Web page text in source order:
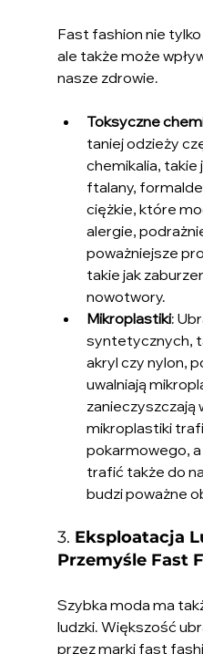
Fast fashion nie
ale także może
nasze zdrowie.
Toksyczne
taniej odzieży
chemikalia, takie
ftalany,
ciężkie, które
alergie,
poważniejsze
takie jak
nowotwory.
Mikroplastiki:
syntetycznych,
akryl czy nylon,
uwalniają
zanieczyszczają
mikroplastiki
pokarmowego,
trafić także do
budzi poważne
3. Eksploatacja
Przemyśle Fast
Szybka moda ma
ludzki. Większość
przez marki fast